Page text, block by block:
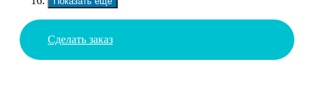
Сделать заказ